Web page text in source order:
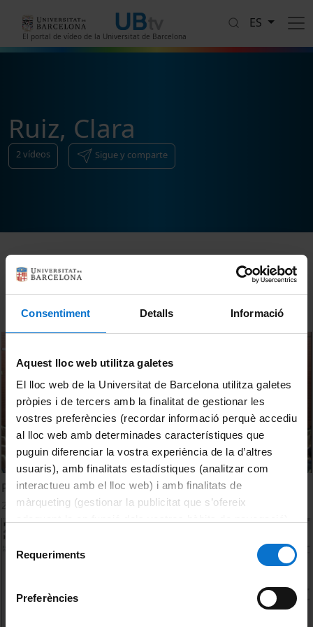
Consentiment Detalls Informació
Aquest lloc web utilitza galetes
El lloc web de la Universitat de Barcelona utilitza galetes
pròpies i de tercers amb la finalitat de gestionar les
vostres preferències (recordar informació perquè accediu
al lloc web amb determinades característiques que
puguin diferenciar la vostra experiència de la d’altres
usuaris), amb finalitats estadístiques (analitzar com
interactueu amb el lloc web) i amb finalitats de
màrqueting (gestionar la publicitat que s’ofereix
consultar laPolítica de galetes del lloc web de la
Requeriments
Preferències
El portal de vídeo de la Universitat de Barcelona
ES
Ruiz, Clara
2vídeos Sigue y comparte
Ordenar
Premi Ramon Margalef 2017. Discussió
26 Octubre, 2017